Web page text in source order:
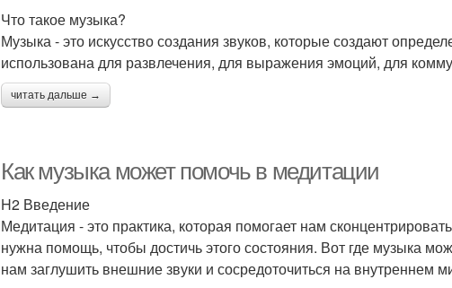
Что такое музыка?
Музыка - это искусство создания звуков, которые создают
использована для развлечения, для выражения эмоций, для
читать дальше →
Как музыка может помочь в медитации
H2 Введение
Медитация - это практика, которая помогает нам
нужна помощь, чтобы достичь этого состояния. Вот где музыка
нам заглушить внешние звуки и сосредоточиться на внутреннем